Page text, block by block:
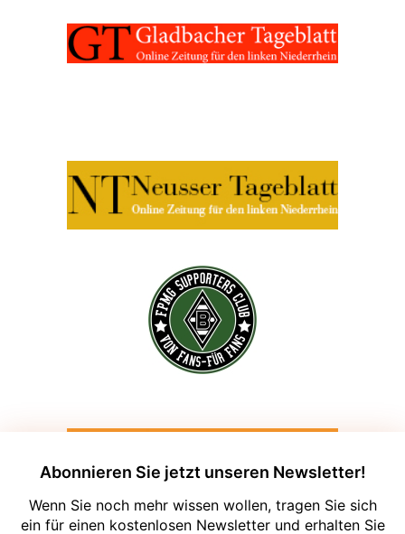
Abonnieren Sie jetzt unseren Newsletter!
Wenn Sie noch mehr wissen wollen, tragen Sie sich
ein für einen kostenlosen Newsletter und erhalten Sie